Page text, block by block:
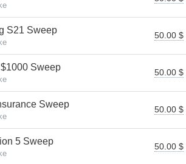
S21 Sweep 50.00 $
Sweep 50.00 $
Sweep 50.00 $
5 Sweep 50.00 $